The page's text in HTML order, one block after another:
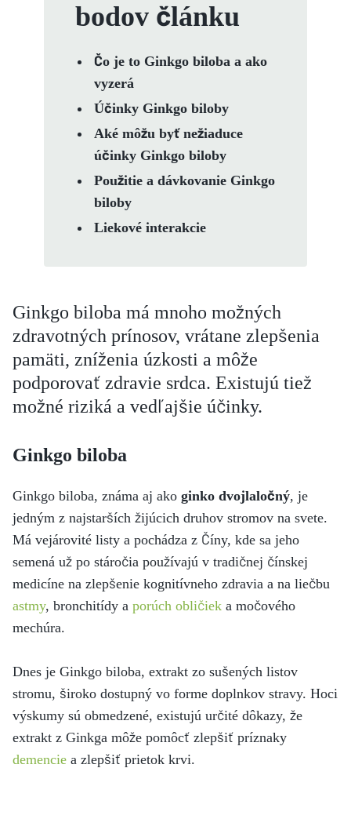
bodov článku
Čo je to Ginkgo biloba a ako
vyzerá
Účinky Ginkgo biloby
Aké môžu byť nežiaduce
účinky Ginkgo biloby
Použitie a dávkovanie Ginkgo
biloby
Liekové interakcie
Ginkgo biloba má mnoho možných
zdravotných prínosov, vrátane zlepšenia
pamäti, zníženia úzkosti a môže
podporovať zdravie srdca. Existujú tiež
možné riziká a vedľajšie účinky.
Ginkgo biloba
Ginkgo biloba, známa aj ako ginko dvojlaločný, je
jedným z najstarších žijúcich druhov stromov na svete.
Má vejárovité listy a pochádza z Číny, kde sa jeho
semená už po stáročia používajú v tradičnej čínskej
medicíne na zlepšenie kognitívneho zdravia a na liečbu
astmy, bronchitídy a porúch obličiek a močového
mechúra.
Dnes je Ginkgo biloba, extrakt zo sušených listov
stromu, široko dostupný vo forme doplnkov stravy. Hoci
výskumy sú obmedzené, existujú určité dôkazy, že
extrakt z Ginkga môže pomôcť zlepšiť príznaky
demencie a zlepšiť prietok krvi.